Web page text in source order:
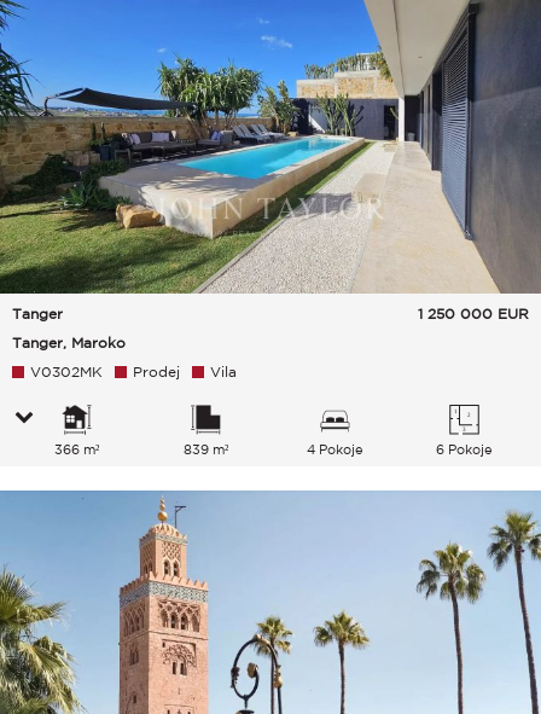
Tanger
Tanger, Maroko
1 250 000 EUR
V0302MK Prodej Vila
366 m² 839 m² 4 Pokoje 6 Pokoje